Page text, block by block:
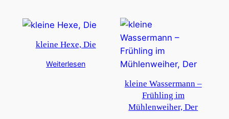
kleine Hexe, Die
Weiterlesen
kleine Wassermann –
Frühling im
Mühlenweiher, Der